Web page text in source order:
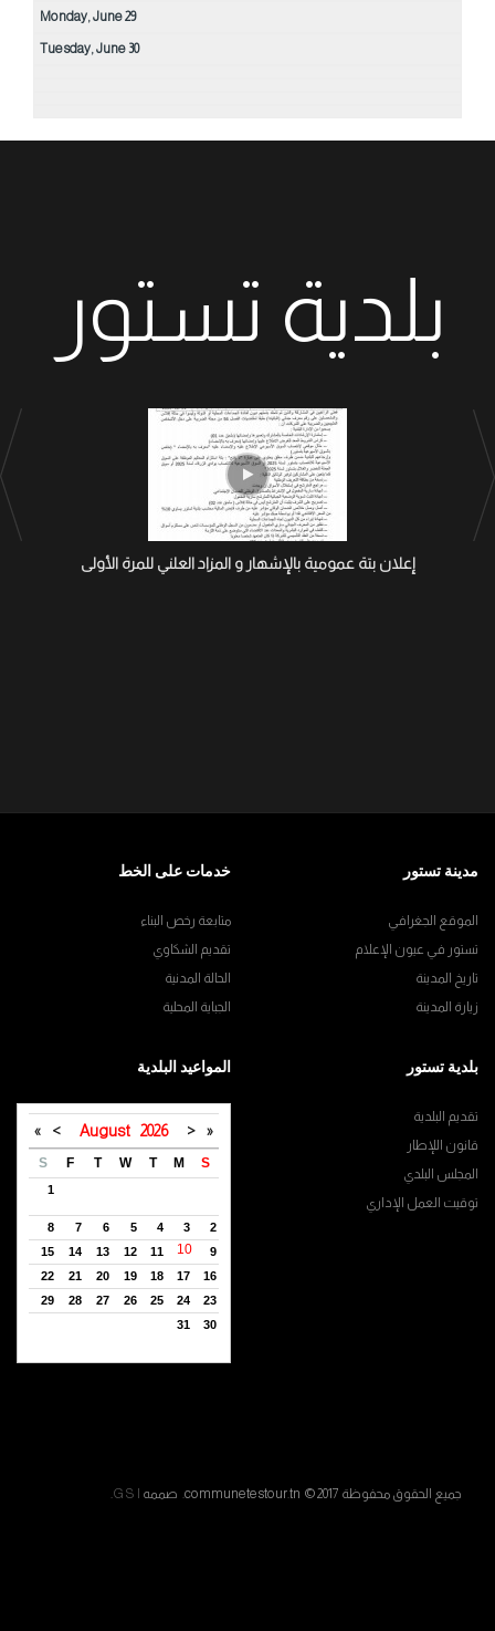
Monday,June29
Tuesday,June30
بلدية تستور
إعلان بتة عمومية بالإشهار و المزاد العلني للمرة الأولى
مدينة تستور
الموقع الجغرافي
تستور في عيون الإعلام
تاريخ المدينة
زيارة المدينة
خدمات على الخط
متابعة رخص البناء
تقديم الشكاوي
الحالة المدنية
الجباية المحلية
بلدية تستور
تقديم البلدية
قانون اللإطار
المجلس البلدي
توقيت العمل الإداري
المواعيد البلدية
«
<
August 2026
>
»
S
M
T
W
T
F
S
1
2
3
4
5
6
7
8
9
10
11
12
13
14
15
16
17
18
19
20
21
22
23
24
25
26
27
28
29
30
31
جميع الحقوق محفوظة communetestour.tn © 2017. صممه G S I
.